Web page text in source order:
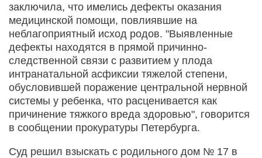
заключила, что имелись дефекты оказания
медицинской помощи, повлиявшие на
неблагоприятный исход родов. "Выявленные
дефекты находятся в прямой причинно-
следственной связи с развитием у плода
интранатальной асфиксии тяжелой степени,
обусловившей поражение центральной нервной
системы у ребенка, что расценивается как
причинение тяжкого вреда здоровью", говорится
в сообщении прокуратуры Петербурга.
Суд решил взыскать с родильного дом № 17 в